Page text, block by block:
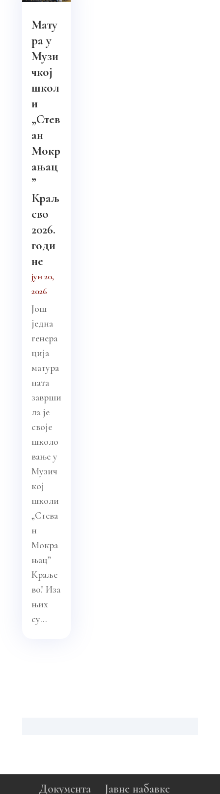
Мату
ра у
Музи
чкој
школ
и
„Стев
ан
Мокр
ањац
”
Краљ
ево
2026.
годи
не
јун 20,
2026
Још
једна
генера
ција
матура
ната
заврши
ла је
своје
школо
вање у
Музич
кој
школи
„Стева
н
Мокра
њац”
Краље
во! Иза
њих
су...
Документа Јавне набавке